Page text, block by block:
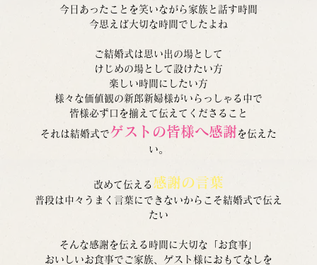
今日あったことを笑いながら家族と話す時間
今思えば大切な時間でしたよね
ご結婚式は思い出の場として
けじめの場として設けたい方
楽しい時間にしたい方
様々な価値観の新郎新婦様がいらっしゃる中で
皆様必ず口を揃えて伝えてくださること
それは結婚式でゲストの皆様へ感謝 を伝えた
い。
改めて伝える 感謝の言葉
普段は中々うまく言葉にできないからこそ結婚式で伝え
たい
そんな感謝を伝える時間に大切な「お食事」
おいしいお食事でご家族、ゲスト様におもてなしを